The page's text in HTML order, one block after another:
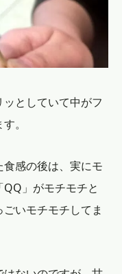
としていて中がフ
。
感の後は、実にモ
」がモチモチと
いモチモチしてま